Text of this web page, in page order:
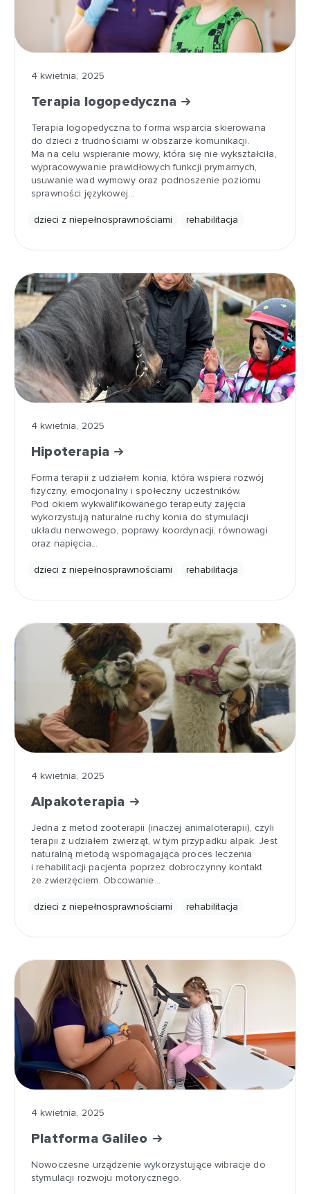
4 kwietnia, 2025
Terapia logopedyczna
Terapia logopedyczna to forma wsparcia skierowana
do dzieci z trudnościami w obszarze komunikacji.
Ma na celu wspieranie mowy, która się nie wykształciła,
wypracowywanie prawidłowych funkcji prymarnych,
usuwanie wad wymowy oraz podnoszenie poziomu
sprawności językowej…
dzieci z niepełnosprawnościami rehabilitacja
4 kwietnia, 2025
Hipoterapia
Forma terapii z udziałem konia, która wspiera rozwój
fizyczny, emocjonalny i społeczny uczestników.
Pod okiem wykwalifikowanego terapeuty zajęcia
wykorzystują naturalne ruchy konia do stymulacji
układu nerwowego, poprawy koordynacji, równowagi
oraz napięcia…
dzieci z niepełnosprawnościami rehabilitacja
4 kwietnia, 2025
Alpakoterapia
Jedna z metod zooterapii (inaczej animaloterapii), czyli
terapii z udziałem zwierząt, w tym przypadku alpak. Jest
naturalną metodą wspomagająca proces leczenia
i rehabilitacji pacjenta poprzez dobroczynny kontakt
ze zwierzęciem. Obcowanie…
dzieci z niepełnosprawnościami rehabilitacja
4 kwietnia, 2025
Platforma Galileo
Nowoczesne urządzenie wykorzystujące wibracje do
stymulacji rozwoju motorycznego.